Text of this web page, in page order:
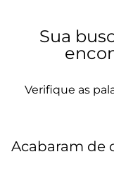
Acabaram de